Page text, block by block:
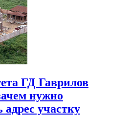
ГД Гаврилов
нужно
адрес участку